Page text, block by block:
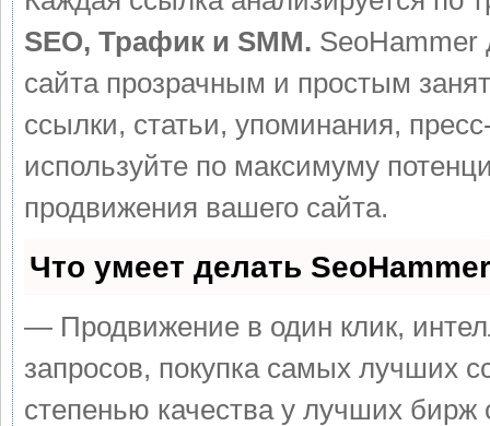
SEO, Трафик и SMM. SeoHammer
сайта прозрачным и простым
ссылки, статьи, упоминания,
используйте по максимуму
продвижения вашего сайта.
Что умеет делать SeoHammer
— Продвижение в один клик,
запросов, покупка самых лучших
степенью качества у лучших бирж